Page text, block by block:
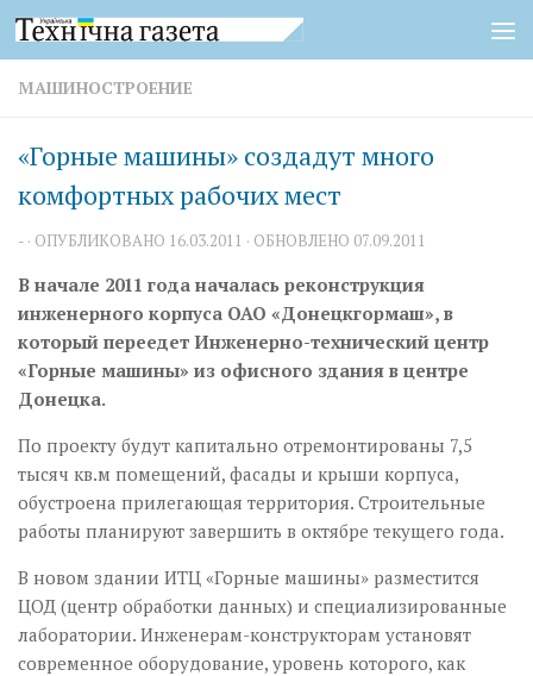
Перейти к содержимому
МАШИНОСТРОЕНИЕ
«Горные машины» создадут много
комфортных рабочих мест
- · ОПУБЛИКОВАНО 16.03.2011 · ОБНОВЛЕНО 07.09.2011
В начале 2011 года началась реконструкция
инженерного корпуса ОАО «Донецкгормаш», в
который переедет Инженерно-технический центр
«Горные машины» из офисного здания в центре
Донецка.
По проекту будут капитально отремонтированы 7,5
тысяч кв.м помещений, фасады и крыши корпуса,
обустроена прилегающая территория. Строительные
работы планируют завершить в октябре текущего года.
В новом здании ИТЦ «Горные машины» разместится
ЦОД (центр обработки данных) и специализированные
лаборатории. Инженерам-конструкторам установят
современное оборудование, уровень которого, как